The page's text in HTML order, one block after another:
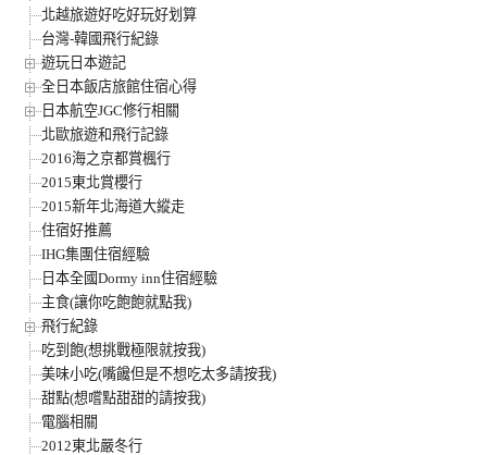
北越旅遊好吃好玩好划算
台灣-韓國飛行紀錄
遊玩日本遊記
全日本飯店旅館住宿心得
日本航空JGC修行相關
北歐旅遊和飛行記錄
2016海之京都賞楓行
2015東北賞櫻行
2015新年北海道大縱走
住宿好推薦
IHG集團住宿經驗
日本全國Dormy inn住宿經驗
主食(讓你吃飽飽就點我)
飛行紀錄
吃到飽(想挑戰極限就按我)
美味小吃(嘴饞但是不想吃太多請按我)
甜點(想嚐點甜甜的請按我)
電腦相關
2012東北嚴冬行